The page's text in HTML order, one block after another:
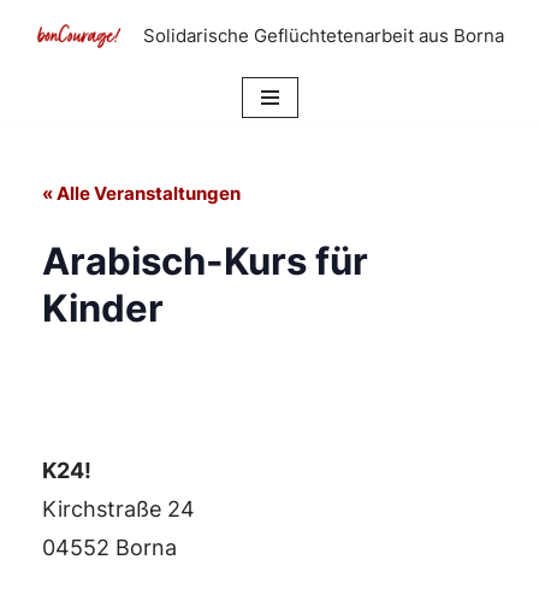
Solidarische Geflüchtetenarbeit aus Borna
« Alle Veranstaltungen
Arabisch-Kurs für
Kinder
K24!
Kirchstraße 24
04552 Borna